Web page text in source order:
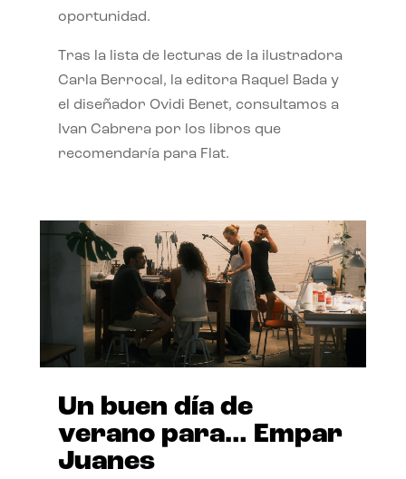
oportunidad.
Tras la lista de lecturas de la ilustradora
Carla Berrocal, la editora Raquel Bada y
el diseñador Ovidi Benet, consultamos a
Ivan Cabrera por los libros que
recomendaría para Flat.
Un buen día de
verano para… Empar
Juanes